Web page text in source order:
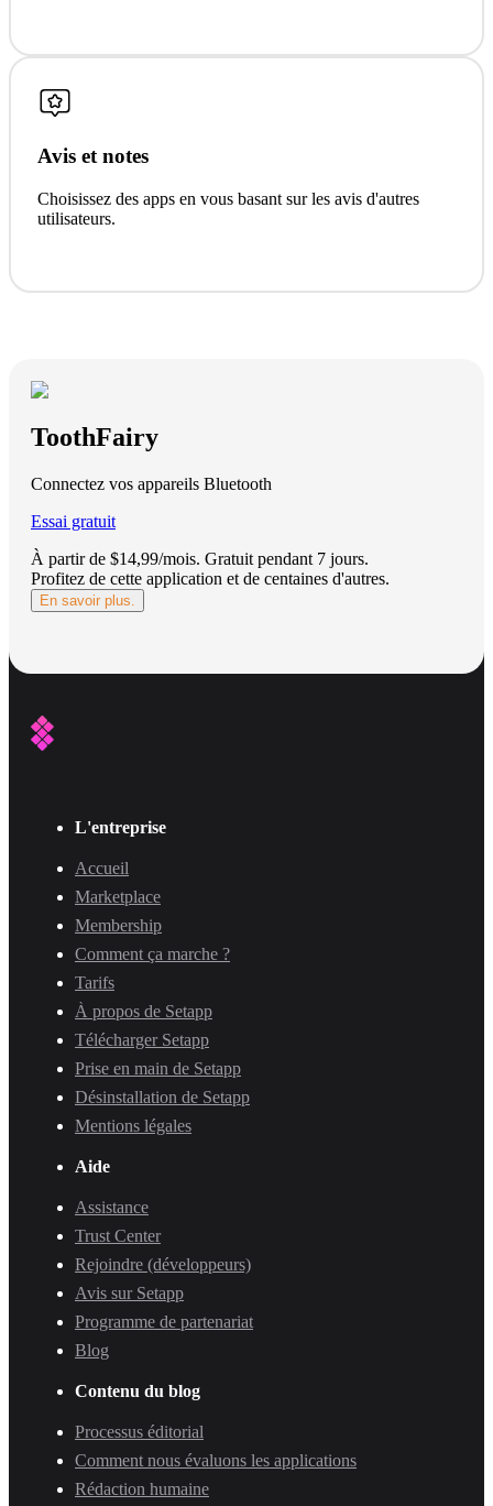
Avis et notes
Choisissez des apps en vous basant sur les avis d'autres
utilisateurs.
ToothFairy
Connectez vos appareils Bluetooth
Essai gratuit
À partir de $14,99/mois. Gratuit pendant 7 jours.
Profitez de cette application et de centaines d'autres.
En savoir plus.
L'entreprise
Accueil
Marketplace
Membership
Comment ça marche ?
Tarifs
À propos de Setapp
Télécharger Setapp
Prise en main de Setapp
Désinstallation de Setapp
Mentions légales
Aide
Assistance
Trust Center
Rejoindre (développeurs)
Avis sur Setapp
Programme de partenariat
Blog
Contenu du blog
Processus éditorial
Comment nous évaluons les applications
Rédaction humaine